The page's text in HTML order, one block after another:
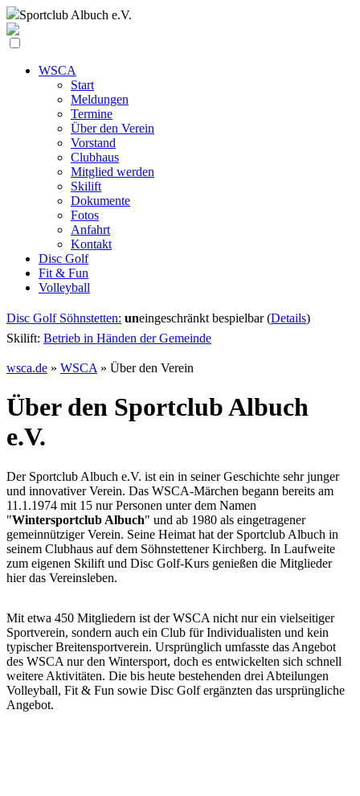
Sportclub Albuch e.V.
WSCA
Start
Meldungen
Termine
Über den Verein
Vorstand
Clubhaus
Mitglied werden
Skilift
Dokumente
Fotos
Anfahrt
Kontakt
Disc Golf
Fit & Fun
Volleyball
Disc Golf Söhnstetten: uneingeschränkt bespielbar (Details)
Skilift: Betrieb in Händen der Gemeinde
wsca.de » WSCA » Über den Verein
Über den Sportclub Albuch
e.V.
Der Sportclub Albuch e.V. ist ein in seiner Geschichte sehr junger
und innovativer Verein. Das WSCA-Märchen begann bereits am
11.1.1974 mit 15 nur Personen unter dem Namen
"Wintersportclub Albuch" und ab 1980 als eingetragener
gemeinnütziger Verein. Seine Heimat hat der Sportclub Albuch in
seinem Clubhaus auf dem Söhnstettener Kirchberg. In Laufweite
zum eigenen Skilift und Disc Golf-Kurs genießen die Mitglieder
hier das Vereinsleben.
Mit etwa 450 Mitgliedern ist der WSCA nicht nur ein vielseitiger
Sportverein, sondern auch ein Club für Individualisten und kein
typischer Breitensportverein. Ursprünglich umfasste das Angebot
des WSCA nur den Wintersport, doch es entwickelten sich schnell
weitere Aktivitäten. Die bis heute bestehenden drei Abteilungen
Volleyball, Fit & Fun sowie Disc Golf ergänzten das ursprüngliche
Angebot.